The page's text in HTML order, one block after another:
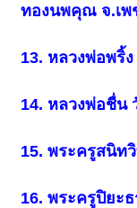
ทองนพคุณ จ.เพ
13. หลวงพ่อพริ้
14. หลวงพ่อชื่น
15. พระครูสนิท
16. พระครูปิยะ